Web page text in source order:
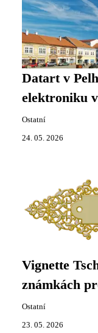
Datart v
elektroniku
Ostatní
24. 05. 2026
Vignette
známkách
Ostatní
23. 05. 2026